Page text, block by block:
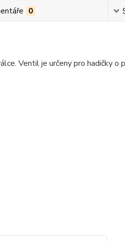
0
Ventil je určeny pro hadičky